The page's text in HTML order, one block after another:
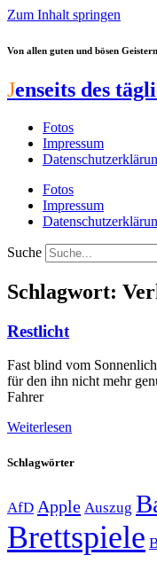
Zum Inhalt springen
Von allen guten und bösen
Jenseits des
Fotos
Impressum
Fotos
Impressum
Suche
Schlagwort:
Restlicht
Fast blind vom
für den ihn nicht mehr
Fahrer
Weiterlesen
Schlagwörter
AfD Apple Auszug
Brettspiele